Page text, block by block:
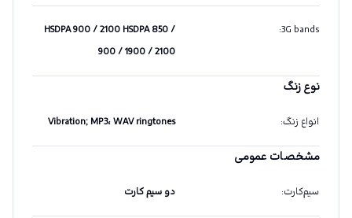
3G bands
:
HSDPA 900 / 2100 HSDPA 850 /
900 / 1900 / 2100
نوع زنگ
انواع زنگ: Vibration; MP3، WAV ringtones
مشخصات عمومی
سیم‌کارت: دو سیم کارت